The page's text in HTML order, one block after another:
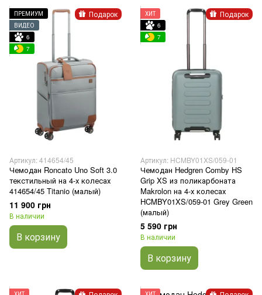
Подарок
ПРЕМИУМ
ВИДЕО
6
7
Артикул: 414654/45
Чемодан Roncato Uno Soft 3.0
текстильный на 4-х колесах
414654/45 Titanio (малый)
11 900 грн
В наличии
В корзину
Подарок
ХИТ
6
7
Артикул: HCMBY01XS/059-01
Чемодан Hedgren Comby HS
Grip XS из поликарбоната
Makrolon на 4-х колесах
HCMBY01XS/059-01 Grey Green
(малый)
5 590 грн
В наличии
В корзину